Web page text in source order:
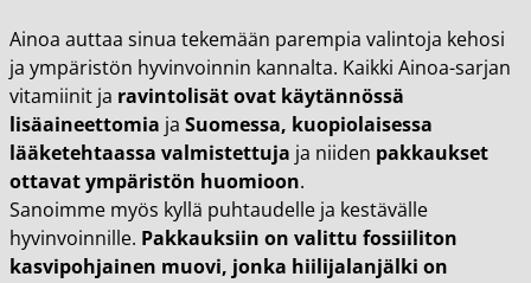
Ainoa auttaa sinua tekemään parempia valintoja kehosi
ja ympäristön hyvinvoinnin kannalta. Kaikki Ainoa-sarjan
vitamiinit ja ravintolisät ovat käytännössä
lisäaineettomia ja Suomessa, kuopiolaisessa
lääketehtaassa valmistettuja ja niiden pakkaukset
ottavat ympäristön huomioon.
Sanoimme myös kyllä puhtaudelle ja kestävälle
hyvinvoinnille. Pakkauksiin on valittu fossiiliton
kasvipohjainen muovi, jonka hiilijalanjälki on